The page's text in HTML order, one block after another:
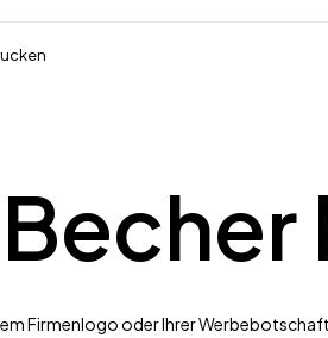
Firmenlogo oder Ihrer